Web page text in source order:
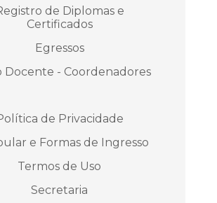
de Diplomas e
Certificados
Egressos
Docente - Coordenadores
de Privacidade
e Formas de Ingresso
Termos de Uso
Secretaria